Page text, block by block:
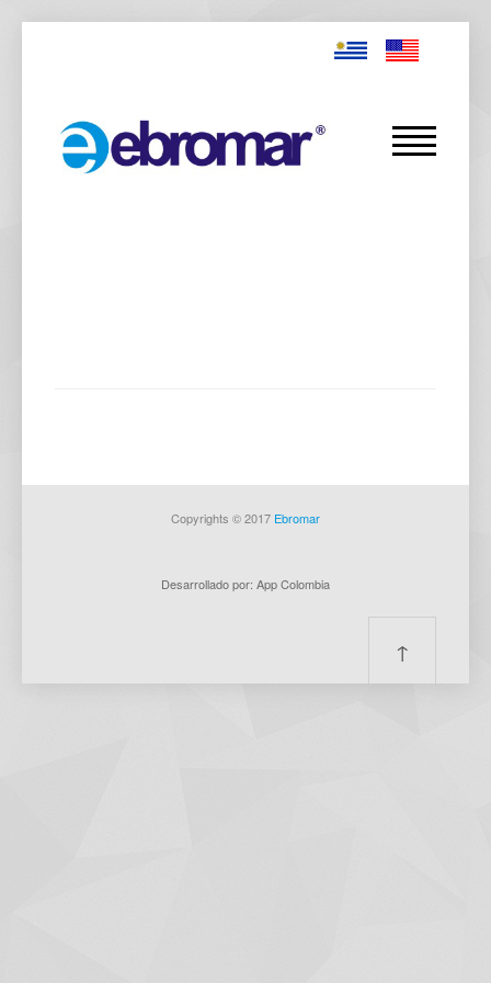
Copyrights © 2017 Ebromar
Desarrollado por: App Colombia
↑